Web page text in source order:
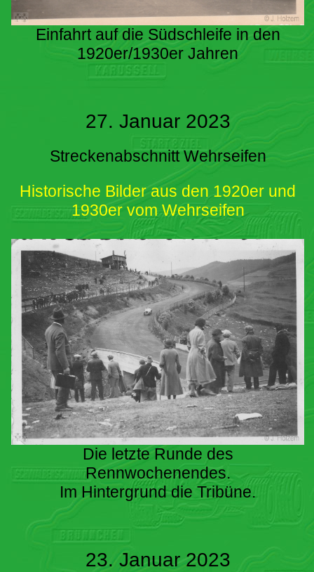
Einfahrt auf die Südschleife in den
1920er/1930er Jahren
27. Januar 2023
Streckenabschnitt Wehrseifen
Historische Bilder aus den 1920er und
1930er vom Wehrseifen
Die letzte Runde des
Rennwochenendes.
Im Hintergrund die Tribüne.
23. Januar 2023